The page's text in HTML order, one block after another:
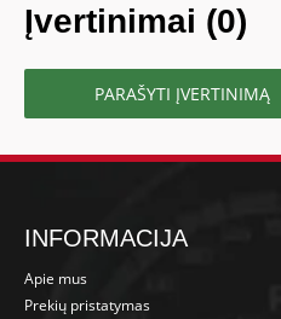
Įvertinimai (0)
PARAŠYTI ĮVERTINIMĄ
INFORMACIJA
Apie mus
Prekių pristatymas